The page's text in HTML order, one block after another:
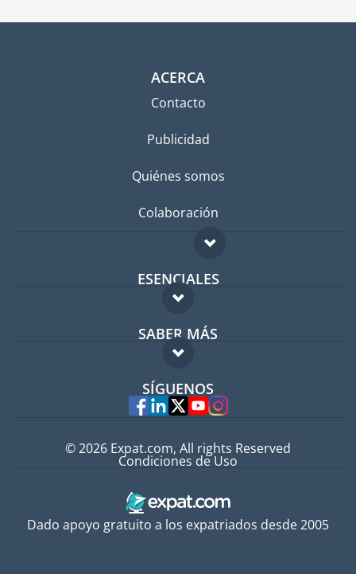
ACERCA
Contacto
Publicidad
Quiénes somos
Colaboración
ESENCIALES
Foro para expatriados
Guía para expatriados
Trabajos en el extranjero
SABER MÁS
FAQ
Expertos
SÍGUENOS
Dado apoyo gratuito a los expatriados desde 2005
© 2026 Expat.com, All rights Reserved
Condiciones de Uso